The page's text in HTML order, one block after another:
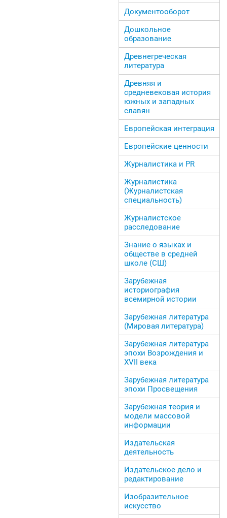
Документооборот
Дошкольное
образование
Древнегреческая
литература
Древняя и
средневековая история
южных и западных
славян
Европейская интеграция
Европейские ценности
Журналистика и PR
Журналистика
(Журналистская
специальность)
Журналистское
расследование
Знание о языках и
обществе в средней
школе (СШ)
Зарубежная
историография
всемирной истории
Зарубежная литература
(Мировая литература)
Зарубежная литература
эпохи Возрождения и
ХVII века
Зарубежная литература
эпохи Просвещения
Зарубежная теория и
модели массовой
информации
Издательская
деятельность
Издательское дело и
редактирование
Изобразительное
искусство